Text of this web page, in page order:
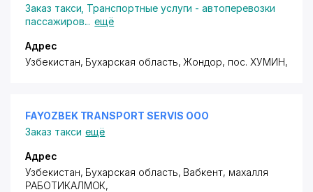
Заказ такси Транспортные услуги - автоперевозки
пассажиров... ещё
Адрес
Узбекистан, Бухарская область, Жондор, пос. ХУМИН,
FAYOZBEK TRANSPORT SERVIS ООО
Заказ такси ещё
Адрес
Узбекистан, Бухарская область, Вабкент, махалля
РАБОТИКАЛМОК,